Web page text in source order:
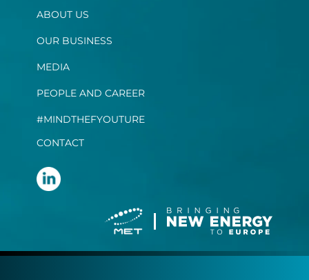
ABOUT US
OUR BUSINESS
MEDIA
PEOPLE AND CAREER
#MINDTHEFYOUTURE
CONTACT